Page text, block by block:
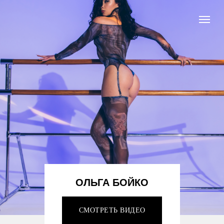
СМОТРЕТЬ ВИДЕО
ОЛЬГА БОЙКО